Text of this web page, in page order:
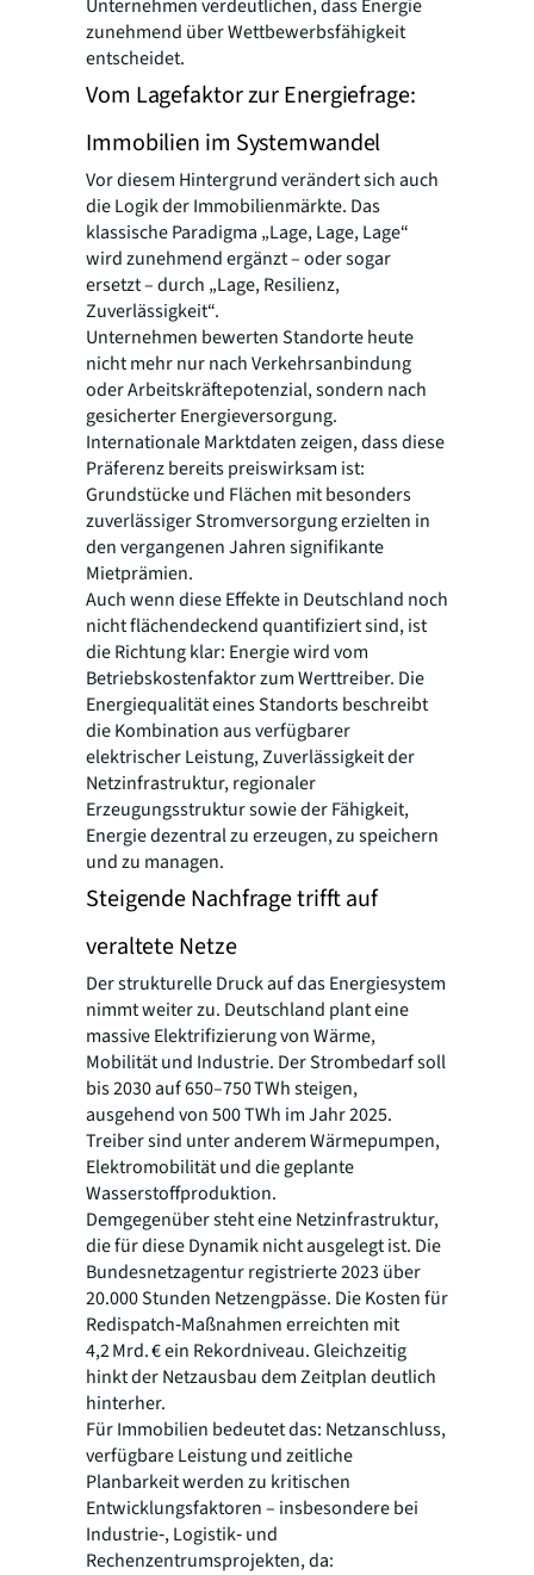
Unternehmen verdeutlichen, dass Energie
zunehmend über Wettbewerbsfähigkeit
entscheidet.
Vom Lagefaktor zur Energiefrage:
Immobilien im Systemwandel
Vor diesem Hintergrund verändert sich auch
die Logik der Immobilienmärkte. Das
klassische Paradigma „Lage, Lage, Lage“
wird zunehmend ergänzt – oder sogar
ersetzt – durch „Lage, Resilienz,
Zuverlässigkeit“.
Unternehmen bewerten Standorte heute
nicht mehr nur nach Verkehrsanbindung
oder Arbeitskräftepotenzial, sondern nach
gesicherter Energieversorgung.
Internationale Marktdaten zeigen, dass diese
Präferenz bereits preiswirksam ist:
Grundstücke und Flächen mit besonders
zuverlässiger Stromversorgung erzielten in
den vergangenen Jahren signifikante
Mietprämien.
Auch wenn diese Effekte in Deutschland noch
nicht flächendeckend quantifiziert sind, ist
die Richtung klar: Energie wird vom
Betriebskostenfaktor zum Werttreiber. Die
Energiequalität eines Standorts beschreibt
die Kombination aus verfügbarer
elektrischer Leistung, Zuverlässigkeit der
Netzinfrastruktur, regionaler
Erzeugungsstruktur sowie der Fähigkeit,
Energie dezentral zu erzeugen, zu speichern
und zu managen.
Steigende Nachfrage trifft auf
veraltete Netze
Der strukturelle Druck auf das Energiesystem
nimmt weiter zu. Deutschland plant eine
massive Elektrifizierung von Wärme,
Mobilität und Industrie. Der Strombedarf soll
bis 2030 auf 650–750 TWh steigen,
ausgehend von 500 TWh im Jahr 2025.
Treiber sind unter anderem Wärmepumpen,
Elektromobilität und die geplante
Wasserstoffproduktion.
Demgegenüber steht eine Netzinfrastruktur,
die für diese Dynamik nicht ausgelegt ist. Die
Bundesnetzagentur registrierte 2023 über
20.000 Stunden Netzengpässe. Die Kosten für
Redispatch‑Maßnahmen erreichten mit
4,2 Mrd. € ein Rekordniveau. Gleichzeitig
hinkt der Netzausbau dem Zeitplan deutlich
hinterher.
Für Immobilien bedeutet das: Netzanschluss,
verfügbare Leistung und zeitliche
Planbarkeit werden zu kritischen
Entwicklungsfaktoren – insbesondere bei
Industrie‑, Logistik‑ und
Rechenzentrumsprojekten, da: